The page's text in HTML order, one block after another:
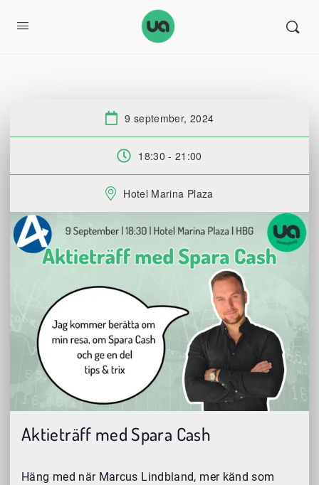
Datum:
9 september, 2024
Tid:
18:30 - 21:00
Plats:
Hotel Marina Plaza
Aktieträff med Spara Cash
Häng med när Marcus Lindbland, mer känd som